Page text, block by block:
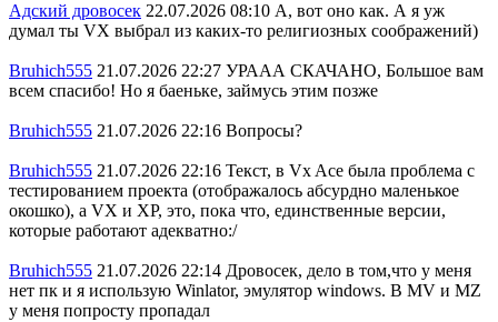
Адский дровосек 22.07.2026 08:10 А, вот оно как. А я уж
думал ты VX выбрал из каких-то религиозных соображений)
Bruhich555 21.07.2026 22:27 УРААА СКАЧАНО, Большое вам
всем спасибо! Но я баеньке, займусь этим позже
Bruhich555 21.07.2026 22:16 Вопросы?
Bruhich555 21.07.2026 22:16 Текст, в Vx Ace была проблема с
тестированием проекта (отображалось абсурдно маленькое
окошко), а VX и XP, это, пока что, единственные версии,
которые работают адекватно:/
Bruhich555 21.07.2026 22:14 Дровосек, дело в том,что у меня
нет пк и я использую Winlator, эмулятор windows. В MV и MZ
у меня попросту пропадал